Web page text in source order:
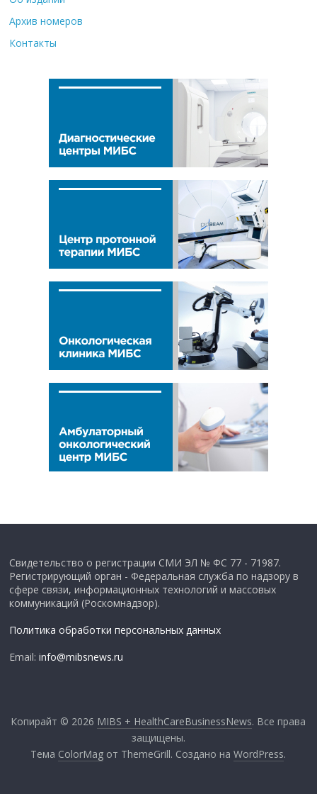
Архив номеров
Контакты
Свидетельство о регистрации СМИ ЭЛ № ФС 77 - 71987.
Регистрирующий орган - Федеральная служба по надзору в
сфере связи, информационных технологий и массовых
коммуникаций (Роскомнадзор).
Политика обработки персональных данных
Email:info@mibsnews.ru
Копирайт © 2026 MIBS + HealthCareBusinessNews. Все права
защищены.
Тема ColorMag от ThemeGrill. Создано наWordPress.